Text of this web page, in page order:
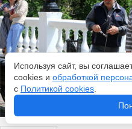
Используя сайт, вы
cookies и обработкой
с Политикой cookies